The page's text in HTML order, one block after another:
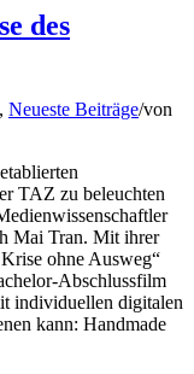
des
, Neueste Beiträge/von
TAZ zu beleuchten
Mai Tran. Mit ihrer
ohne Ausweg“
Abschlussfilm
individuellen digitalen
kann: Handmade